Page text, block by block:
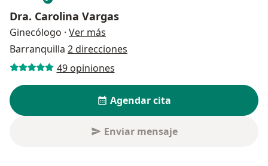
Dra. Carolina Vargas
Ginecólogo · Ver más
Barranquilla 2 direcciones
49 opiniones
Agendar cita
Enviar mensaje